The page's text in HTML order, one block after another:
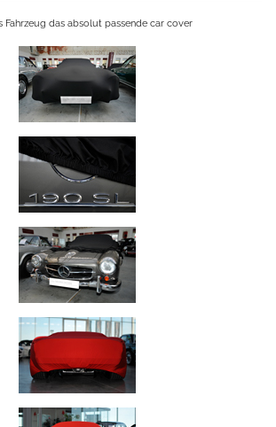
Fahrzeug das absolut passende car cover